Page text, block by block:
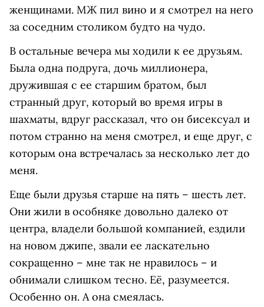
женщинами. МЖ пил вино и я смотрел на него
за соседним столиком будто на чудо.
В остальные вечера мы ходили к ее друзьям.
Была одна подруга, дочь миллионера,
дружившая с ее старшим братом, был
странный друг, который во время игры в
шахматы, вдруг рассказал, что он бисексуал и
потом странно на меня смотрел, и еще друг, с
которым она встречалась за несколько лет до
меня.
Еще были друзья старше на пять – шесть лет.
Они жили в особняке довольно далеко от
центра, владели большой компанией, ездили
на новом джипе, звали ее ласкательно
сокращенно – мне так не нравилось – и
обнимали слишком тесно. Её, разумеется.
Особенно он. А она смеялась.